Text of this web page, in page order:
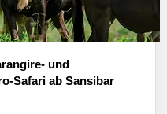
und
Safari ab Sansibar